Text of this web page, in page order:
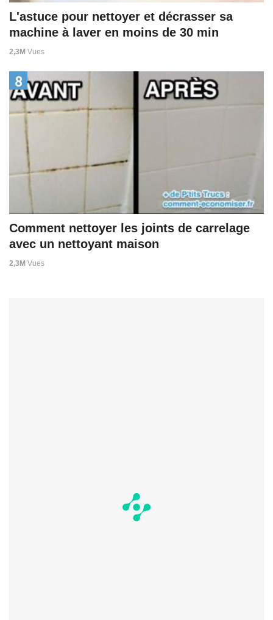
L'astuce pour nettoyer et décrasser sa
machine à laver en moins de 30 min
2,3M Vues
8
Comment nettoyer les joints de carrelage
avec un nettoyant maison
2,3M Vues